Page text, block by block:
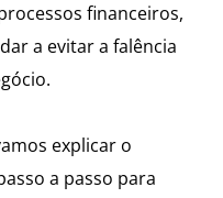
financeiros,
a evitar a falência
explicar o
a passo para